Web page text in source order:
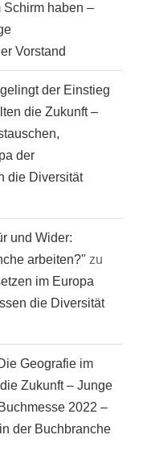
Schirm haben –
Vorstand
der Einstieg
die Zukunft –
der
die Diversität
und Wider:
arbeiten?" zu
im Europa
die Diversität
Geografie im
Zukunft – Junge
2022 –
der Buchbranche